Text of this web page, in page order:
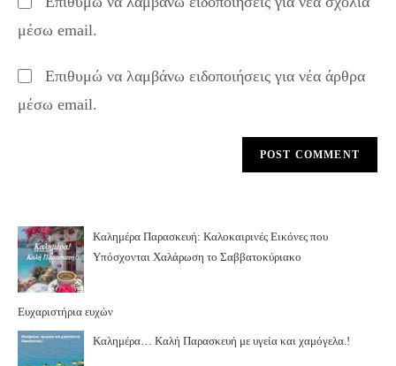
URL
(optional)
μέσω email.
Επιθυμώ να λαμβάνω ειδοποιήσεις για νέα άρθρα
μέσω email.
Καλημέρα Παρασκευή: Καλοκαιρινές Εικόνες που
Υπόσχονται Χαλάρωση το Σαββατοκύριακο
Ευχαριστήρια ευχών
Καλημέρα… Καλή Παρασκευή με υγεία και χαμόγελα.!